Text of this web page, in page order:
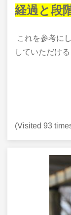
経過と段
これを参考に
していただけ
(Visited 93